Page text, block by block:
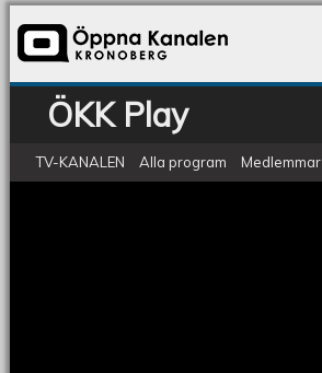
ÖKK Play
TV-KANALEN Alla program Medlemmar